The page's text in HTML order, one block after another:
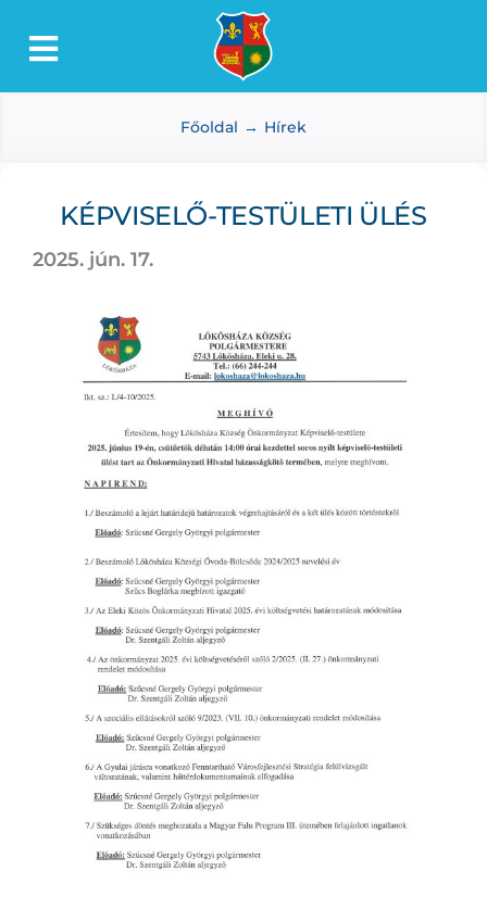
Toggle
Lőkösháza
Dokumentumtár
Média
Választás
Főoldal Hírek
KÉPVISELŐ-TESTÜLETI ÜLÉS
2025. jún. 17.